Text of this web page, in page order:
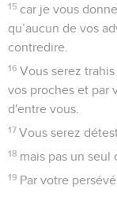
15 car je vous
qu’aucun de vos
contredire.
16 Vous serez
vos proches et par
d'entre vous.
17 Vous serez
18 mais pas un seul
19 Par votre